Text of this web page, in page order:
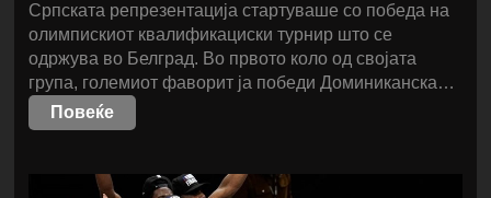
Српската репрезентација стартуваше со победа на
олимпискиот квалификациски турнир што се
одржува во Белград. Во првото коло од својата
група, големиот фаворит ја победи Доминиканска…
Повеќе